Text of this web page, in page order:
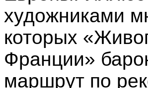
художниками
которых
Франции»
маршрут по